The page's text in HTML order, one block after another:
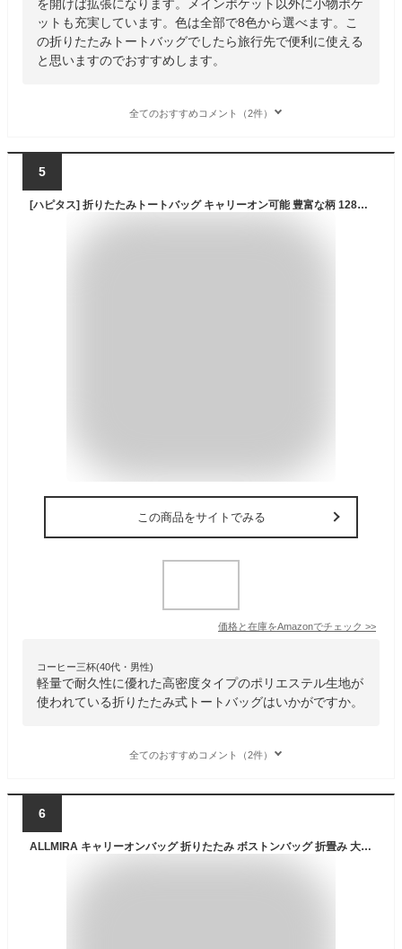
を開けば拡張になります。メインポケット以外に小物ポケ
ットも充実しています。色は全部で8色から選べます。こ
の折りたたみトートバッグでしたら旅行先で便利に使える
と思いますのでおすすめします。
全てのおすすめコメント（2件）
5
[ハピタス] 折りたたみトートバッグ キャリーオン可能 豊富な柄 128チェッカーブラック
この商品をサイトでみる
価格と在庫をAmazonでチェック >>
コーヒー三杯(40代・男性)
軽量で耐久性に優れた高密度タイプのポリエステル生地が
使われている折りたたみ式トートバッグはいかがですか。
全てのおすすめコメント（2件）
6
ALLMIRA キャリーオンバッグ 折りたたみ ボストンバッグ 折畳み 大容量 旅行バッグ スポーツバッグ ダッフルバッグ トラベルバッグ 防水 軽量 折り畳み 旅行カバン キャリーオン トートバッグ 乾湿分離 撥水 レディース (ブラック)